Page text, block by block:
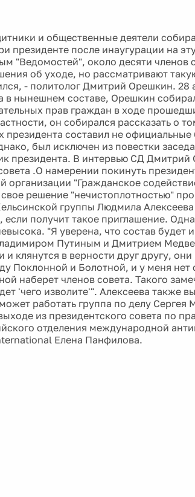
и общественные деятели
президенте после инаугурации на
"Ведомостей", около десяти членов
об уходе, но рассматривают
- политолог Дмитрий Орешкин. 28
в нынешнем составе, Орешкин
прав граждан в ходе
он собирался рассказать о
президента составил не официальные
был исключен из повестки
президента. В интервью СД
.О намерении покинуть
организации "Гражданское
решение "нечистоплотностью"
группы Людмила Алексеева
если получит такое приглашение.
"Я уверена, что состав будет
Путиным и Дмитрием
и клянутся в верности друг другу,
Поклонной и Болотной, и у меня нет
наберет членов совета. Такого
'чего изволите'". Алексеева также
работать группа по делу Сергея
из президентского совета по
отделения международной
Елена Панфилова.